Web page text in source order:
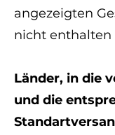
angezeigten
nicht enthalten
Länder, in die
und die